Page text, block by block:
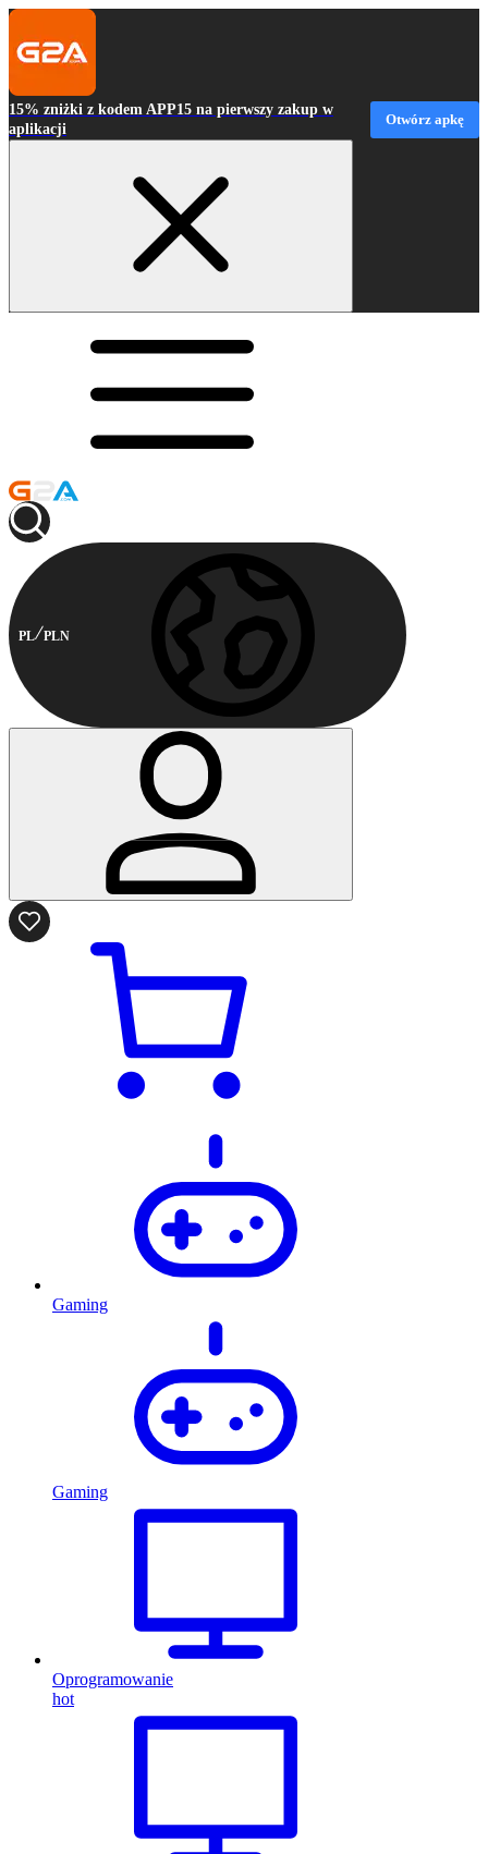
15% zniżki z kodem APP15 na pierwszy zakup w
aplikacji
Otwórz apkę
PL PLN
Gaming
Gaming
Oprogramowanie
hot